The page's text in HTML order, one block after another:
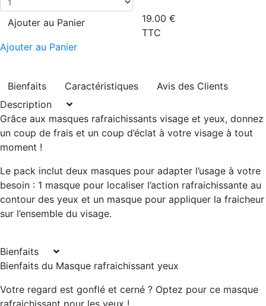
Ajouter au Panier
Ajouter au Panier
19.00 €
TTC
Bienfaits Caractéristiques
Avis des Clients
Description
Grâce aux masques rafraichissants visage et yeux, donnez
un coup de frais et un coup d’éclat à votre visage à tout
moment !
Le pack inclut deux masques pour adapter l’usage à votre
besoin : 1 masque pour localiser l’action rafraichissante au
contour des yeux et un masque pour appliquer la fraicheur
sur l’ensemble du visage.
Bienfaits
Bienfaits du Masque rafraichissant yeux
Votre regard est gonflé et cerné ? Optez pour ce masque
rafraichissant pour les yeux !